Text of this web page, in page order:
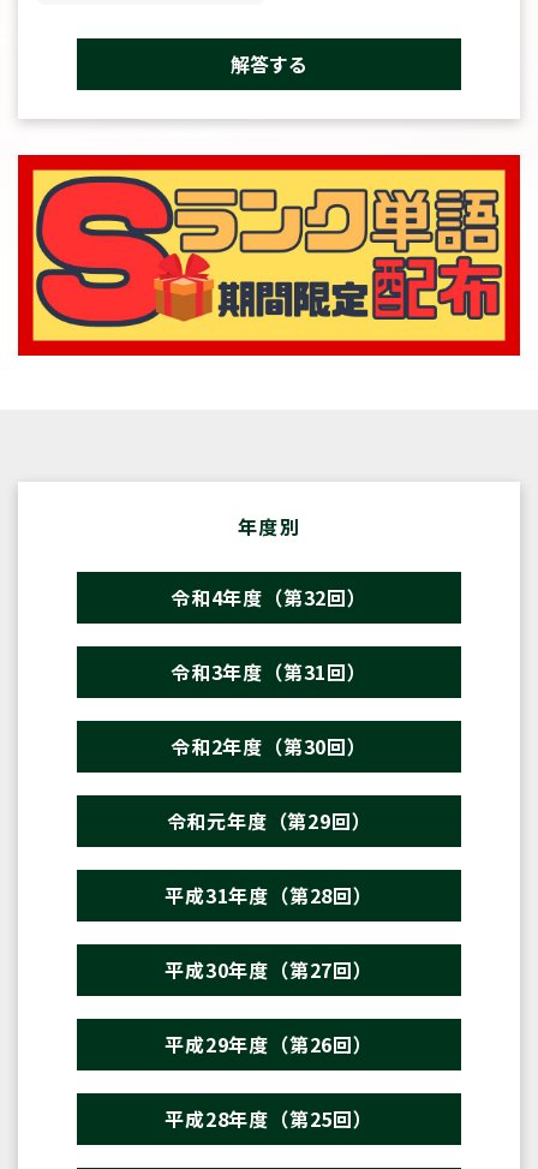
解答する
年度別
令和4年度（第32回）
令和3年度（第31回）
令和2年度（第30回）
令和元年度（第29回）
平成31年度（第28回）
平成30年度（第27回）
平成29年度（第26回）
平成28年度（第25回）